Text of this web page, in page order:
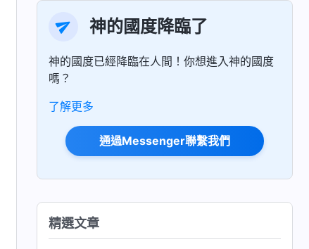
神的國度降臨了
神的國度已經降臨在人間！你想進入神的國度
嗎？
了解更多
通過Messenger聯繫我們
精選文章